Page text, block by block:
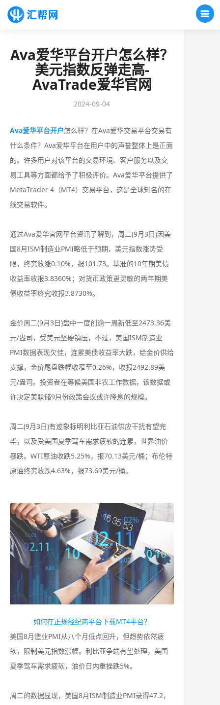
Ava爱华平台开户怎么样？
美元指数反弹走高-
AvaTrade爱华官网
2024-09-04
Ava爱华平台开户怎么样？在Ava爱华交易平台交易有
什么条件？Ava爱华平台在用户中的声誉整体上是正面
的。许多用户对该平台的交易环境、客户服务以及交
易工具等方面都给予了积极评价。Ava爱华平台提供了
MetaTrader 4（MT4）交易平台，这是全球知名的在
线交易软件。
通过Ava爱华官网平台资讯了解到，周二(9月3日)因美
国8月ISM制造业PMI略低于预期，美元指数涨势受
限，终究收涨0.10%，报101.73。基准的10年期美债
收益率收报3.8360%；对货币政策更灵敏的两年期美
债收益率终究收报3.8730%。
金价周二(9月3日)盘中一度创逾一周新低至2473.36美
元/盎司，受美元坚硬镇压，不过，美国ISM制造业
PMI数据表现欠佳，连累美债收益率大跌，给金价供给
支撑，金价尾盘跌幅收窄至0.26%，收报2492.89美
元/盎司。投资者在等候美国非农工作数据，该数据或
许决定美联储9月份政策会议或许降息的规模。
周二(9月3日)有迹象标明利比亚石油供应干扰有望完
毕，以及受美国夏季驾车需求疲软的连累，世界油价
暴跌。WTI原油收跌5.25%，报70.13美元/桶；布伦特
原油终究收跌4.63%，报73.69美元/桶。
如何在正规经纪商平台下载MT4平台？
美国8月造业PMI从八个月低点回升，但趋势依然疲
软，限制美元指数涨幅。利比亚争端有望处理，美国
夏季驾车需求疲软，油价日内重挫跌5%。
周二的数据显现，美国8月ISM制造业PMI录得47.2，